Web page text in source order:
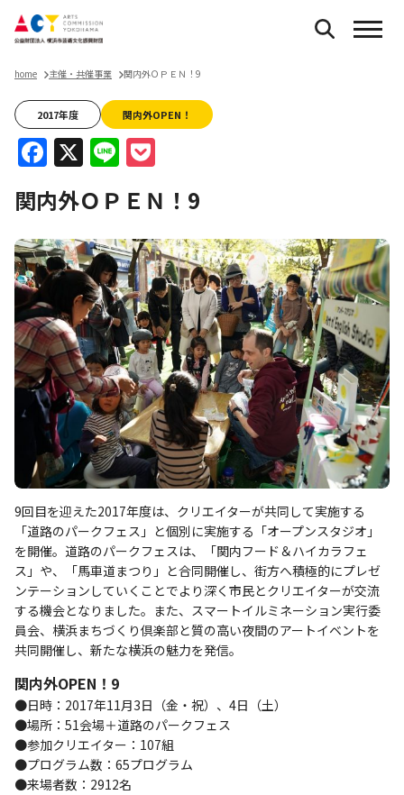
home 主催・共催事業 関内外ＯＰＥＮ！9
2017年度 関内外OPEN！
Facebook
X Line
関内外ＯＰＥＮ！9
9回目を迎えた2017年度は、クリエイターが共同して実施する
「道路のパークフェス」と個別に実施する「オープンスタジオ」
を開催。道路のパークフェスは、「関内フード＆ハイカラフェ
ス」や、「馬車道まつり」と合同開催し、街方へ積極的にプレゼ
ンテーションしていくことでより深く市民とクリエイターが交流
する機会となりました。また、スマートイルミネーション実行委
員会、横浜まちづくり倶楽部と質の高い夜間のアートイベントを
共同開催し、新たな横浜の魅力を発信。
関内外OPEN！9
●日時：2017年11月3日（金・祝）、4日（土）
●場所：51会場＋道路のパークフェス
●参加クリエイター：107組
●プログラム数：65プログラム
●来場者数：2912名